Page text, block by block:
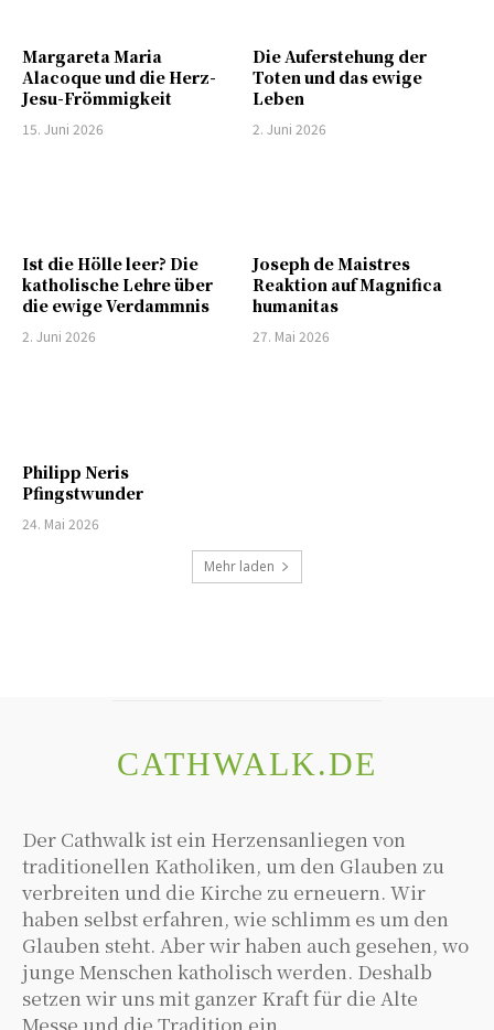
Margareta Maria
Alacoque und die Herz-
Jesu-Frömmigkeit
15. Juni 2026
Die Auferstehung der
Toten und das ewige
Leben
2. Juni 2026
Ist die Hölle leer? Die
katholische Lehre über
die ewige Verdammnis
2. Juni 2026
Joseph de Maistres
Reaktion auf Magnifica
humanitas
27. Mai 2026
Philipp Neris
Pfingstwunder
24. Mai 2026
Mehr laden
CATHWALK.DE
Der Cathwalk ist ein Herzensanliegen von
traditionellen Katholiken, um den Glauben zu
verbreiten und die Kirche zu erneuern. Wir
haben selbst erfahren, wie schlimm es um den
Glauben steht. Aber wir haben auch gesehen, wo
junge Menschen katholisch werden. Deshalb
setzen wir uns mit ganzer Kraft für die Alte
Messe und die Tradition ein.